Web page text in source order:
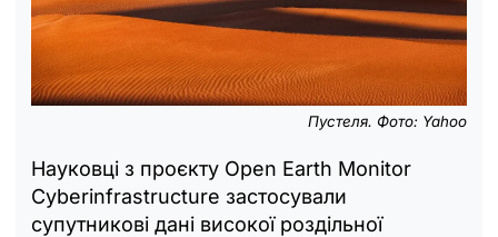
Пустеля. Фото: Yahoo
Науковці з проєкту Open Earth Monitor
Cyberinfrastructure застосували
супутникові дані високої роздільної